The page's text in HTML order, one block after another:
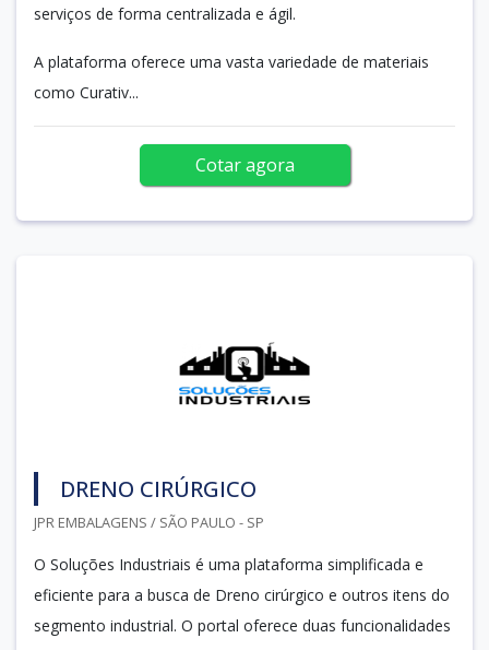
serviços de forma centralizada e ágil.
A plataforma oferece uma vasta variedade de materiais
como Curativ...
Cotar agora
DRENO CIRÚRGICO
JPR EMBALAGENS / SÃO PAULO - SP
O Soluções Industriais é uma plataforma simplificada e
eficiente para a busca de Dreno cirúrgico e outros itens do
segmento industrial. O portal oferece duas funcionalidades